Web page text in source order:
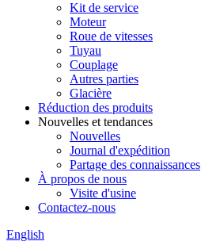
Kit de service
Moteur
Roue de vitesses
Tuyau
Couplage
Autres parties
Glacière
Réduction des produits
Nouvelles et tendances
Nouvelles
Journal d'expédition
Partage des connaissances
À propos de nous
Visite d'usine
Contactez-nous
English